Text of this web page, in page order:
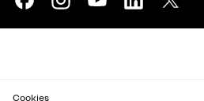
Cookies